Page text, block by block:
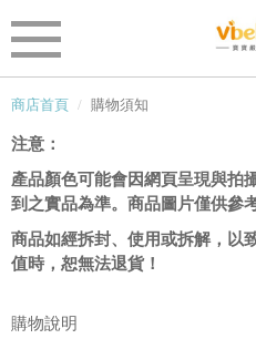
商店首頁 購物須知
注意：
產品顏色可能會因網頁呈現與拍
到之實品為準。商品圖片僅供參
商品如經拆封、使用或拆解，以
值時，恕無法退貨！
購物說明